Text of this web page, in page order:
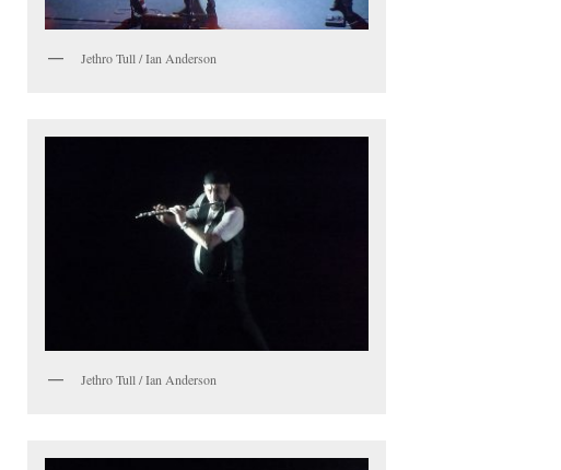
Jethro Tull / Ian Anderson
Jethro Tull / Ian Anderson